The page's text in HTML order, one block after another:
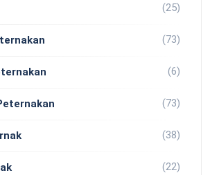
(25)
(73)
(6)
(73)
(38)
(22)